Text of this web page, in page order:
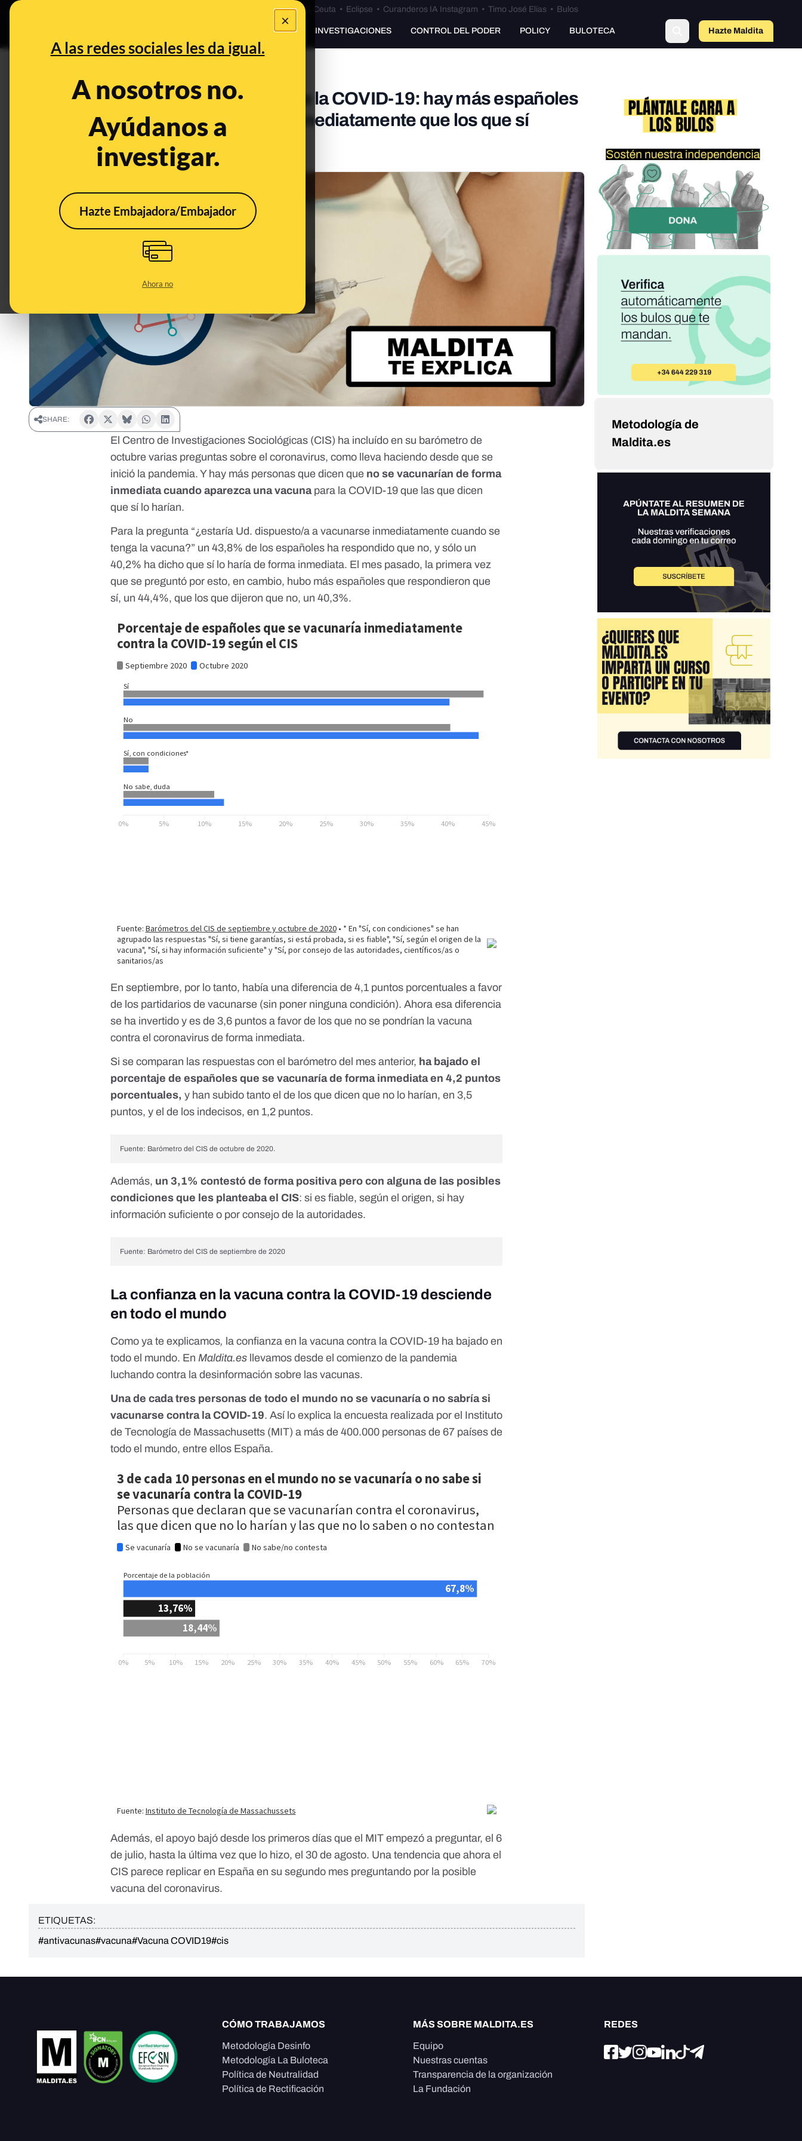
×
A las redes sociales les da igual.
A nosotros no.
Ayúdanos a
investigar.
Hazte Embajadora/Embajador
Ahora no
Especial Ceuta•Bulos Ceuta • Eclipse • Curanderos IA Instagram • Timo José Elías • Bulos
PREBUNKING INVESTIGACIONES CONTROL DEL PODER POLICY BULOTECA Hazte Maldito
a
Un problema añadido en la crisis de la COVID-19: hay más españoles
que dicen que no se vacunarían inmediatamente que los que sí
estarían dispuestos, según el CIS
Oct 16, 2020, 6:33:00 AM
SHARE:
El Centro de Investigaciones Sociológicas (CIS) ha incluído ensu barómetro de
octubre varias preguntas sobre el coronavirus, como lleva haciendo desde que se
inició la pandemia. Y hay más personas que dicen que no se vacunarían de forma
inmediata cuando aparezca una vacunapara la COVID-19 que las que dicen
que sí lo harían.
Para la pregunta “¿estaría Ud. dispuesto/a a vacunarse inmediatamente cuando se
tenga la vacuna?” un 43,8% de los españoles ha respondido que no, y sólo un
40,2% ha dicho que sí lo haría de forma inmediata. El mes pasado, la primera vez
que se preguntó por esto, en cambio, hubo más españoles que respondieron que
sí, un 44,4%, que los que dijeron que no, un 40,3%.
En septiembre, por lo tanto, había una diferencia de 4,1 puntos porcentuales a favor
de los partidarios de vacunarse (sin poner ninguna condición). Ahora esa diferencia
se ha invertido y es de 3,6 puntos a favor de los que no se pondrían la vacuna
contra el coronavirus de forma inmediata.
Si se comparan las respuestas conel barómetro del mes anterior, ha bajado el
porcentaje de españoles que se vacunaría de forma inmediata en 4,2 puntos
porcentuales, y han subido tanto el de los que dicen que no lo harían, en 3,5
puntos, y el de los indecisos, en 1,2 puntos.
Fuente: Barómetro del CIS de octubre de 2020.
Además, un 3,1% contestó de forma positiva pero con alguna de las posibles
condiciones que les planteaba el CIS: si es fiable, según el origen, si hay
información suficiente o por consejo de la autoridades.
Fuente: Barómetro del CIS de septiembre de 2020
La confianza en la vacuna contra la COVID-19 desciende
en todo el mundo
Como ya te explicamos, la confianza en la vacuna contra la COVID-19 ha bajado en
todo el mundo. EnMaldita.es llevamos desde el comienzo de la pandemia
luchando contra la desinformación sobre las vacunas.
Una de cada tres personas de todo el mundo no se vacunaría o no sabría si
vacunarse contra la COVID-19. Así lo explica la encuesta realizada por el Instituto
de Tecnología de Massachusetts (MIT) a más de 400.000 personas de 67 países de
todo el mundo, entre ellos España.
Además, el apoyo bajó desde los primeros días que el MIT empezó a preguntar, el 6
de julio, hasta la última vez que lo hizo, el 30 de agosto. Una tendencia que ahora el
CIS parece replicar en España en su segundo mes preguntando por la posible
vacuna del coronavirus.
ETIQUETAS:
#antivacunas#vacuna#Vacuna COVID19#cis
Metodología de
Maldita.es
CÓMO TRABAJAMOS
Metodología Desinfo
Metodología La Buloteca
Política de Neutralidad
Política de Rectificación
MÁS SOBRE MALDITA.ES
Equipo
Nuestras cuentas
Transparencia de la organización
La Fundación
REDES